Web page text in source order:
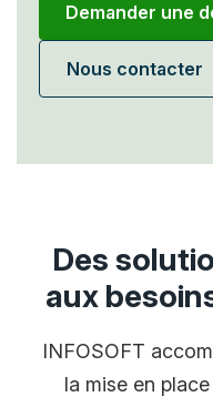
Demander une
Nous contacter
Des
aux
INFOSOFT
la mise en